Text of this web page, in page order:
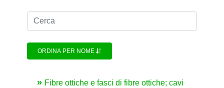
ORDINA PER NOME
Fibre ottiche e fasci di fibre ottiche; cavi